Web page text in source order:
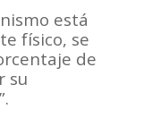
está
físico, se
de
su